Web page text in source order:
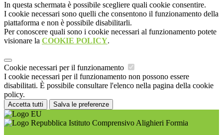
In questa schermata è possibile scegliere quali cookie consentire.
I cookie necessari sono quelli che consentono il funzionamento della
piattaforma e non è possibile disabilitarli.
Per conoscere quali sono i cookie necessari al funzionamento potete
visionare la COOKIE POLICY.
Cookie necessari per il funzionamento
I cookie necessari per il funzionamento non possono essere
disabilitati. È possibile consultare l'elenco nella pagina della cookie
policy.
Accetta tutti Salva le preferenze
Istituto Comprensivo Alighieri Formia